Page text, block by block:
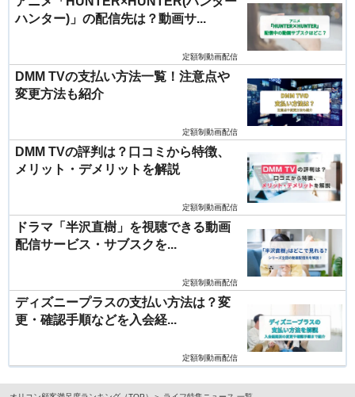
ハンター)」の配信先は？動画サ...
定額制動画配信
DMM TVの支払い方法一覧！注意点や
変更方法も紹介
定額制動画配信
DMM TVの評判は？口コミから特徴、
メリット・デメリットを解説
定額制動画配信
ドラマ「半沢直樹」を視聴できる動画
配信サービス・サブスクを...
定額制動画配信
ディズニープラスの支払い方法は？変
更・確認手順などを入会経...
定額制動画配信